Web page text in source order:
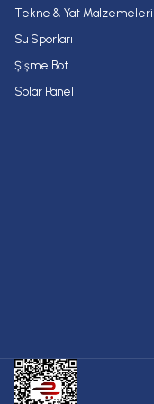
Tekne & Yat Malzemeleri
Su Sporları
Şişme Bot
Solar Panel